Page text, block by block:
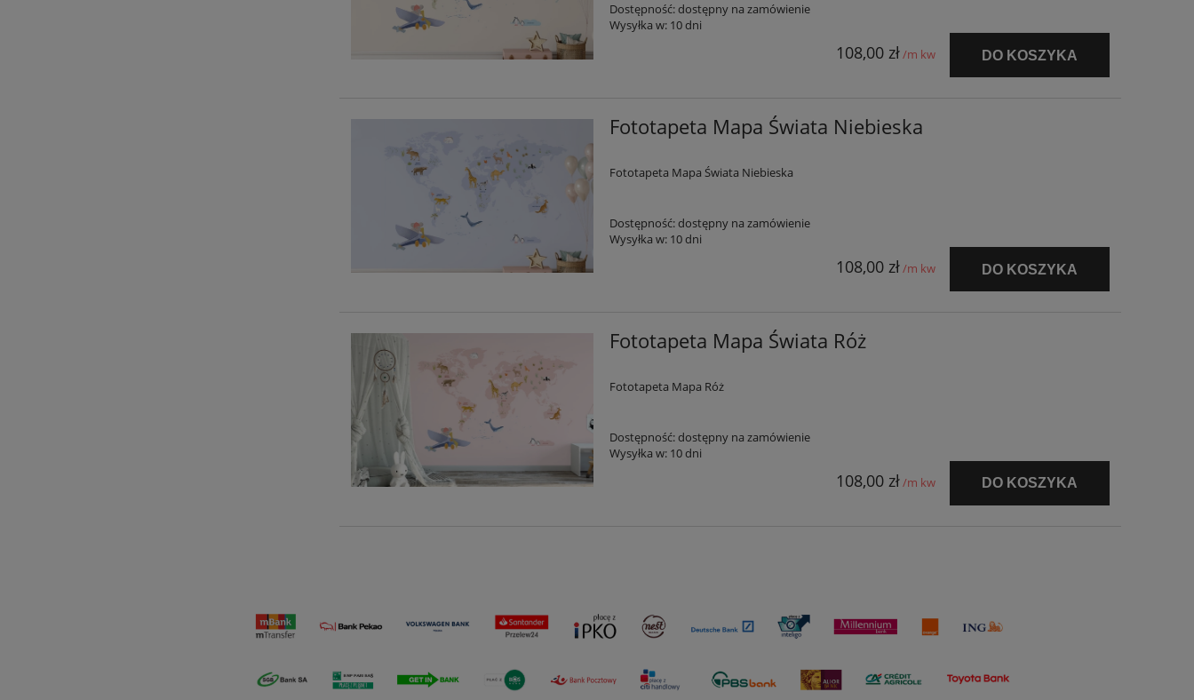
Dostępność:dostępny na zamówienie
Wysyłka w: 10 dni
108,00 zł/m kw DO KOSZYKA
Fototapeta Mapa Świata Niebieska
Fototapeta Mapa Świata Niebieska
Dostępność:dostępny na zamówienie
Wysyłka w: 10 dni
108,00 zł/m kw DO KOSZYKA
Fototapeta Mapa Świata Róż
Fototapeta Mapa Róż
Dostępność:dostępny na zamówienie
Wysyłka w: 10 dni
108,00 zł/m kw DO KOSZYKA